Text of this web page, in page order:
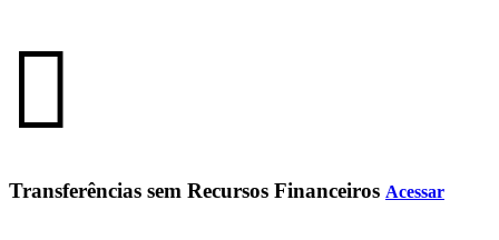
Transferências sem Recursos Financeiros Acessar